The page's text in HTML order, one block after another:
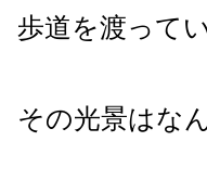
歩道を渡ってい
その光景はな